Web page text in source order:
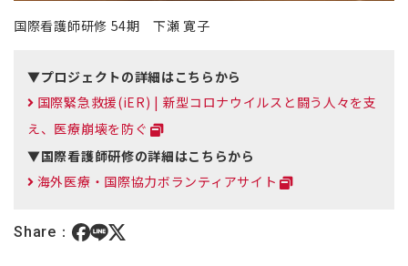
国際看護師研修 54期 下瀬 寛子
▼プロジェクトの詳細はこちらから
国際緊急救援(iER) | 新型コロナウイルスと闘う人々を支
え、医療崩壊を防ぐ
▼国際看護師研修の詳細はこちらから
海外医療・国際協力ボランティアサイト
Share：